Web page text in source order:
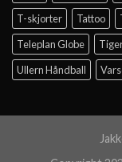
T-skjorter
Tattoo
Teleplan Globe
Ullern Håndball